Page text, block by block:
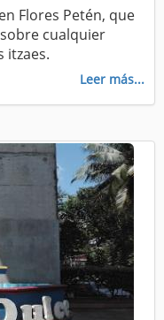
Flores Petén, que
cualquier
itzaes.
Leer más...